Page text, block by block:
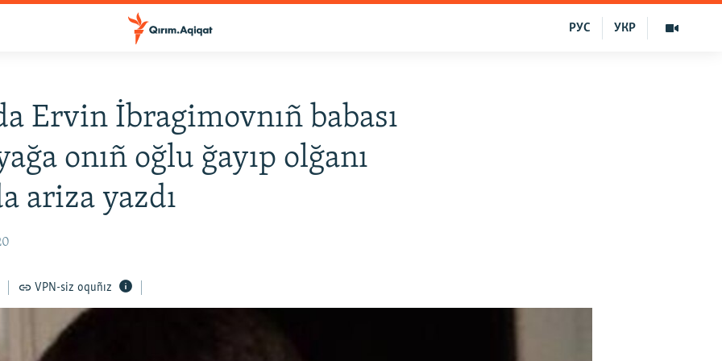
УКР
РУС
Ervin İbragimovnıñ babası
onıñ oğlu ğayıp olğanı
ariza yazdı
VPN-siz oquñız